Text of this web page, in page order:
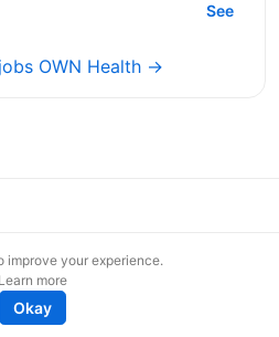
In this role,...
See
OWN Health →
improve your experience.
Learn more
Okay